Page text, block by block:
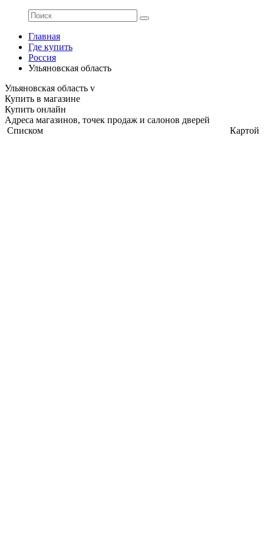
Главная
Где купить
Россия
Ульяновская область
Ульяновская область v
Купить в магазине
Купить онлайн
Адреса магазинов, точек продаж и салонов дверей
Списком
Картой